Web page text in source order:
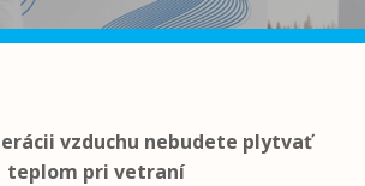
vzduchu nebudete plytvať
teplom pri vetraní